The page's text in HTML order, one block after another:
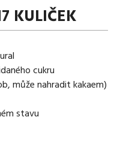
KULIČEK
cukru
může nahradit kakaem)
stavu